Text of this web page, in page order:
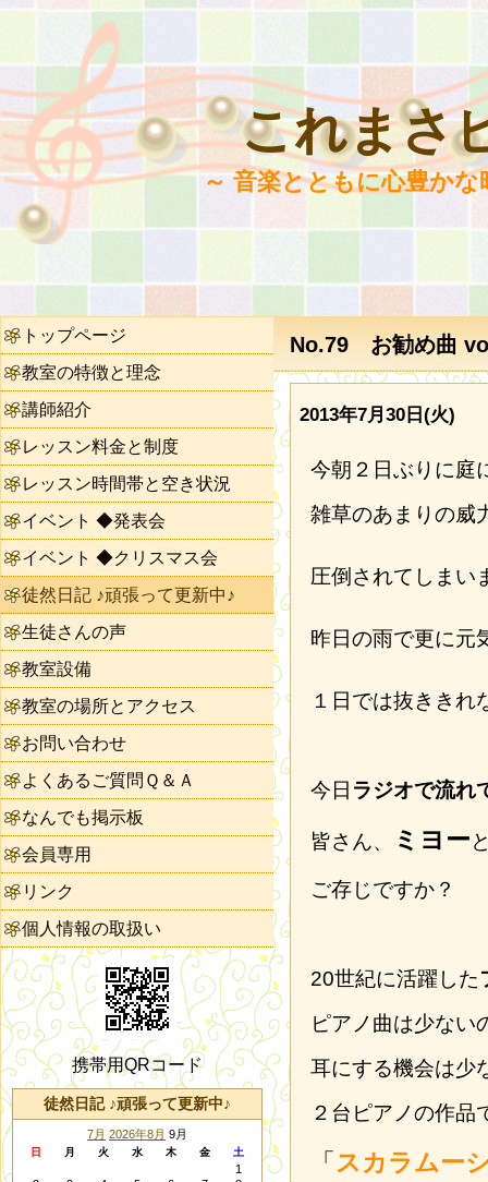
これまさ
～ 音楽とともに心豊か
No.79 お勧め曲
2013年7月30日(火)
今朝２日ぶりに庭
雑草のあまりの威
圧倒されてしま
昨日の雨で更に元
１日では抜ききれ
今日 ラジオで流れ
皆さん、 ミヨー
ご存じですか？
20世紀に活躍した
ピアノ曲は少ない
耳にする機会は少
２台ピアノの作品
「スカラムー
トップページ
教室の特徴と理念
講師紹介
レッスン料金と制度
レッスン時間帯と空き状況
イベント ◆発表会
イベント ◆クリスマス会
徒然日記 ♪頑張って更新中♪
生徒さんの声
教室設備
教室の場所とアクセス
お問い合わせ
よくあるご質問Ｑ＆Ａ
なんでも掲示板
会員専用
リンク
個人情報の取扱い
携帯用QRコード
徒然日記 ♪頑張って更新中♪
7月 2026年8月 9月
日 月 火 水 木 金 土
1